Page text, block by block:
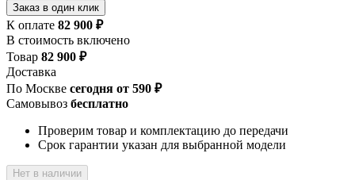
Заказ в один клик
К оплате 82 900 ₽
В стоимость включено
Товар 82 900 ₽
Доставка
По Москве сегодня от 590 ₽
Самовывоз бесплатно
Проверим товар и комплектацию до передачи
Срок гарантии указан для выбранной модели
Нет в наличии